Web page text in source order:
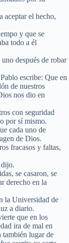
aceptar el hecho,
y que se
todo a él
después de robar
escribe: Que en
de nuestros
nos dio en
con seguridad
por sí mismo.
cada uno de
de Dios.
fracasos y faltas,
se casaron, se
derecho en la
la Universidad de
a diario.
que en los
ira de mal en
también lugar de